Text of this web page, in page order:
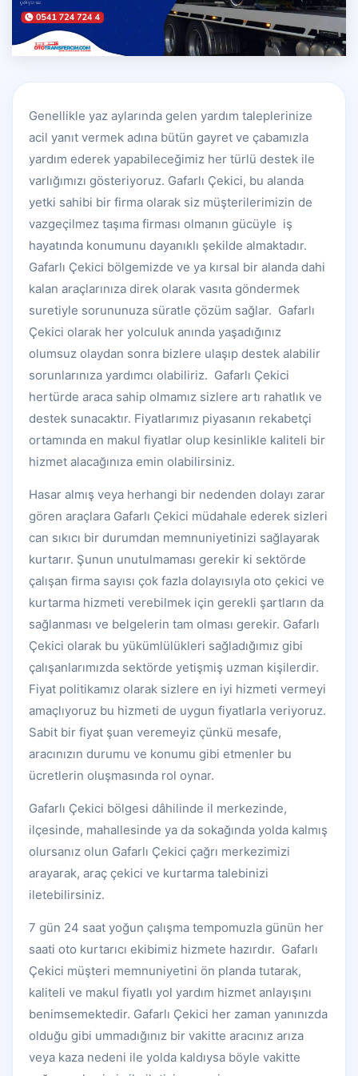
Genellikle yaz aylarında gelen yardım taleplerinize
acil yanıt vermek adına bütün gayret ve çabamızla
yardım ederek yapabileceğimiz her türlü destek ile
varlığımızı gösteriyoruz. Gafarlı Çekici, bu alanda
yetki sahibi bir firma olarak siz müşterilerimizin de
vazgeçilmez taşıma firması olmanın gücüyle iş
hayatında konumunu dayanıklı şekilde almaktadır.
Gafarlı Çekici bölgemizde ve ya kırsal bir alanda dahi
kalan araçlarınıza direk olarak vasıta göndermek
suretiyle sorununuza süratle çözüm sağlar. Gafarlı
Çekici olarak her yolculuk anında yaşadığınız
olumsuz olaydan sonra bizlere ulaşıp destek alabilir
sorunlarınıza yardımcı olabiliriz. Gafarlı Çekici
hertürde araca sahip olmamız sizlere artı rahatlık ve
destek sunacaktır. Fiyatlarımız piyasanın rekabetçi
ortamında en makul fiyatlar olup kesinlikle kaliteli bir
hizmet alacağınıza emin olabilirsiniz.
Hasar almış veya herhangi bir nedenden dolayı zarar
gören araçlara Gafarlı Çekici müdahale ederek sizleri
can sıkıcı bir durumdan memnuniyetinizi sağlayarak
kurtarır. Şunun unutulmaması gerekir ki sektörde
çalışan firma sayısı çok fazla dolayısıyla oto çekici ve
kurtarma hizmeti verebilmek için gerekli şartların da
sağlanması ve belgelerin tam olması gerekir. Gafarlı
Çekici olarak bu yükümlülükleri sağladığımız gibi
çalışanlarımızda sektörde yetişmiş uzman kişilerdir.
Fiyat politikamız olarak sizlere en iyi hizmeti vermeyi
amaçlıyoruz bu hizmeti de uygun fiyatlarla veriyoruz.
Sabit bir fiyat şuan veremeyiz çünkü mesafe,
aracınızın durumu ve konumu gibi etmenler bu
ücretlerin oluşmasında rol oynar.
Gafarlı Çekici bölgesi dâhilinde il merkezinde,
ilçesinde, mahallesinde ya da sokağında yolda kalmış
olursanız olun Gafarlı Çekici çağrı merkezimizi
arayarak, araç çekici ve kurtarma talebinizi
iletebilirsiniz.
7 gün 24 saat yoğun çalışma tempomuzla günün her
saati oto kurtarıcı ekibimiz hizmete hazırdır. Gafarlı
Çekici müşteri memnuniyetini ön planda tutarak,
kaliteli ve makul fiyatlı yol yardım hizmet anlayışını
benimsemektedir. Gafarlı Çekici her zaman yanınızda
olduğu gibi ummadığınız bir vakitte aracınız arıza
veya kaza nedeni ile yolda kaldıysa böyle vakitte